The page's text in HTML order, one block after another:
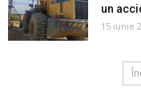
un
15 iunie